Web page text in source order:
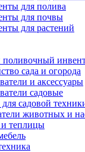
для полива
для почвы
для растений
сада и огорода
и аксессуары
садовые
садовой
животных и
теплицы